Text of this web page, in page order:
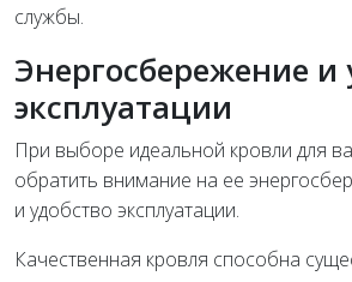
службы.
Энергосбережение и
эксплуатации
При выборе идеальной кровли для
обратить внимание на ее
и удобство эксплуатации.
Качественная кровля способна